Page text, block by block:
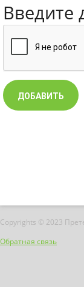
Введите
Copyrights © 2023
Обратная связь